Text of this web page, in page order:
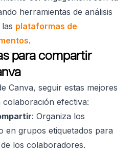
herramientas de análisis
plataformas de
.
para compartir
Canva, seguir estas mejores
efectiva:
: Organiza los
en grupos etiquetados para
los colaboradores.